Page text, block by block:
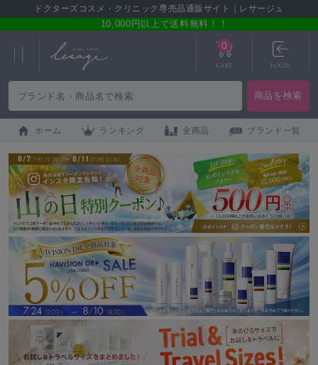
ドクターズコスメ・クリニック専売品通販サイト｜レサージュ
10,000円以上で送料無料！！
0
CART LOGIN
ホーム ランキング 全商品 ブランド一覧